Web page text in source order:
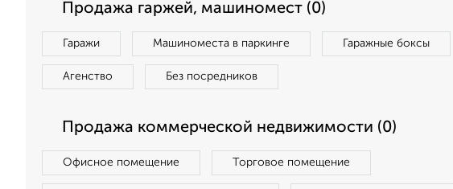
Продажа гаржей, машиномест (0)
Гаражи Машиноместа в паркинге Гаражные боксы
Агенство Без посредников
Продажа коммерческой недвижимости (0)
Офисное помещение Торговое помещение